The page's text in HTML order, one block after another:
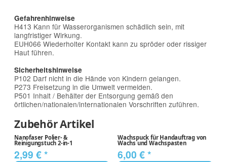
Gefahrenhinweise
H413 Kann für Wasserorganismen schädlich sein, mit
langfristiger Wirkung.
EUH066 Wiederholter Kontakt kann zu spröder oder rissiger
Haut führen.
Sicherheitshinweise
P102 Darf nicht in die Hände von Kindern gelangen.
P273 Freisetzung in die Umwelt vermeiden.
P501 Inhalt / Behälter der Entsorgung gemäß den
örtlichen/nationalen/internationalen Vorschriften zuführen.
Zubehör Artikel
Nanofaser Polier- &
Reinigungstuch 2-in-1
2,99 €*
Wachspuck für Handauftrag von
Wachs und Wachspasten
6,00 €*